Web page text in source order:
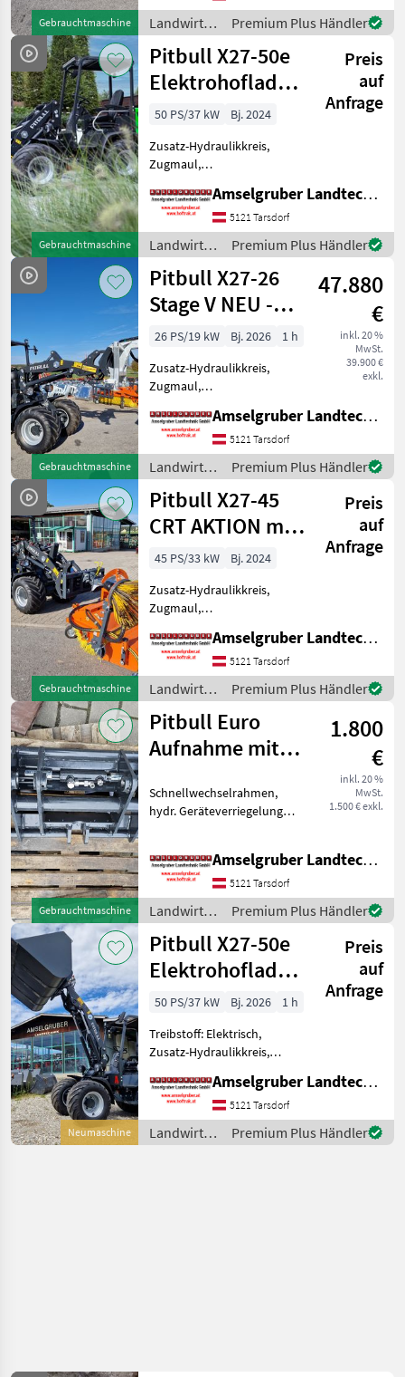
Gebrauchtmaschine
& Worky-Quad Miniladern
erweitert n
Landwirtsch.
Motorfahrzeuge
/ Pitbull
Premium Plus Händler
Gebrauchtmaschine
Pitbull X27-50e
Elektrohoflader
- der Stärkste!
Preis
auf
Anfrage
50 PS/37 kW
Bj. 2024
Zusatz-Hydraulikkreis,
Zugmaul,
hydr. Geräteverriegelung 12
to Planetenachsen, Z-
Kinematik, 2.500 kg
Hubkraft Der neue Pitbull
X27-50e Elektrohof
Amselgruber Landtechnik GmbH
5121 Tarsdorf
Landwirtsch.
Motorfahrzeuge
/ Pitbull
Premium Plus Händler
Gebrauchtmaschine
Pitbull X27-26
Stage V NEU -
Planetenachsen+Z-
47.880
€
inkl. 20 %
MwSt.
39.900 €
exkl.
26 PS/19 kW Bj. 2026
1 h
Zusatz-Hydraulikkreis,
Zugmaul,
hydr. Geräteverriegelung
Das Kraftpaket aus Holland!
Neu im Generalvertrieb von
Amselgruber Landtechnik!
Neben uns
Amselgruber Landtechnik GmbH
5121 Tarsdorf
Landwirtsch.
Motorfahrzeuge
/ Pitbull
Premium Plus Händler
Gebrauchtmaschine
Pitbull X27-45
CRT AKTION mit
Österreichpaket
Preis
auf
Anfrage
45 PS/33 kW
Bj. 2024
Zusatz-Hydraulikkreis,
Zugmaul,
hydr. Geräteverriegelung
Kompakt: Unter 200cm
Bauhöhe möglich, nur
310cm Baulänge DIESE
DATEN SOLLTEN SIE VERGLE
Amselgruber Landtechnik GmbH
5121 Tarsdorf
Landwirtsch.
Motorfahrzeuge
/ Pitbull
Premium Plus Händler
Gebrauchtmaschine
Pitbull Euro
Aufnahme mit
Verriegelung
1.800
€
inkl. 20 %
MwSt.
1.500 € exkl.
Schnellwechselrahmen,
hydr. Geräteverriegelung
Passend für alle Pitbull
Hoflader Modelle Viele
weitere neue und gebra
Amselgruber Landtechnik GmbH
5121 Tarsdorf
Landwirtsch.
Motorfahrzeuge
/ Pitbull
Premium Plus Händler
Neumaschine
Pitbull X27-50e
Elektrohoflader
- der Stärkste!
Preis
auf
Anfrage
50 PS/37 kW Bj. 2026
1 h
Treibstoff: Elektrisch,
Zusatz-Hydraulikkreis,
Schnellwechselrahmen,
hydr. Geräteverriegelung,
Elektroantrieb 12 to
Planetenachsen, Z-
Amselgruber Landtechnik GmbH
5121 Tarsdorf
Landwirtsch.
Motorfahrzeuge
Premium Plus Händler